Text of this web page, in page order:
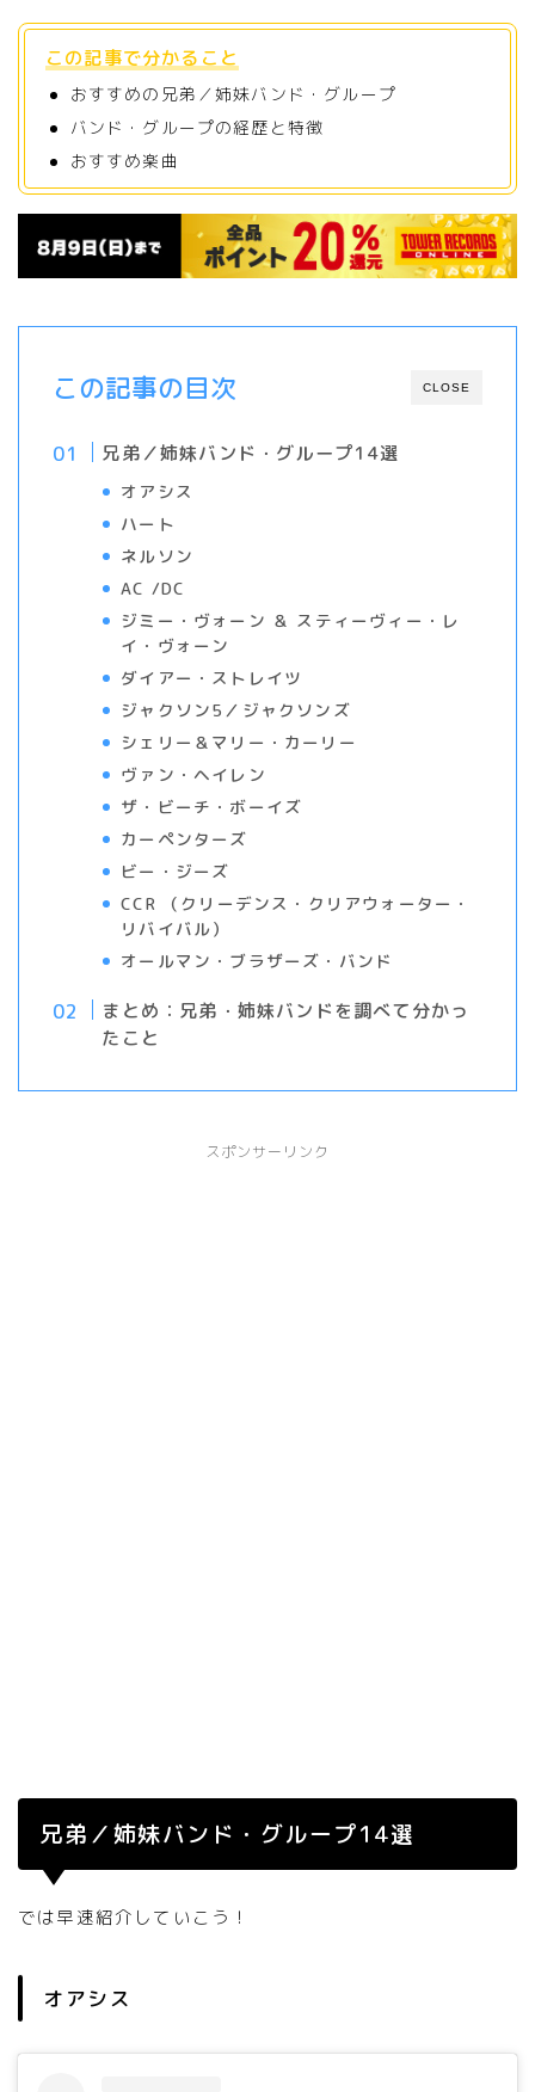
この記事で分かること
おすすめの兄弟／姉妹バンド・グループ
バンド・グループの経歴と特徴
おすすめ楽曲
CLOSE
この記事の目次
兄弟／姉妹バンド・グループ14選
オアシス
ハート
ネルソン
AC /DC
ジミー・ヴォーン ＆ スティーヴィー・レ
イ・ヴォーン
ダイアー・ストレイツ
ジャクソン5／ジャクソンズ
シェリー＆マリー・カーリー
ヴァン・ヘイレン
ザ・ビーチ・ボーイズ
カーペンターズ
ビー・ジーズ
CCR （クリーデンス・クリアウォーター・
リバイバル）
オールマン・ブラザーズ・バンド
まとめ：兄弟・姉妹バンドを調べて分かっ
たこと
スポンサーリンク
兄弟／姉妹バンド・グループ14選
では早速紹介していこう！
オアシス